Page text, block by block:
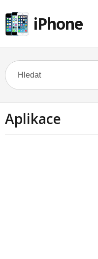
iPhone
Aplikace